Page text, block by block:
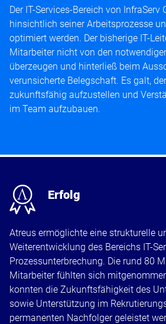
Der IT-Services-Bereich von InfraServ
hinsichtlich seiner Arbeitsprozesse
optimiert werden. Der bisherige IT-
Mitarbeiter nicht von den
überzeugen und hinterließ beim
verunsicherte Belegschaft. Es galt,
zukunftsfähig aufzustellen und
im Team aufzubauen.
x Erfolg
Atreus ermöglichte eine strukturelle
Weiterentwicklung des Bereichs IT-
Prozessunterbrechung. Die rund 80
Mitarbeiter fühlten sich
konnten die Zukunftsfähigkeit des
sowie Unterstützung im
permanenten Nachfolger geleistet